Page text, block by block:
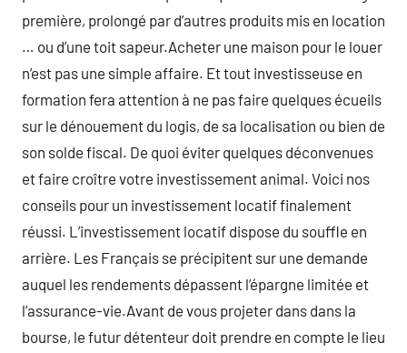
première, prolongé par d’autres produits mis en location
… ou d’une toit sapeur.Acheter une maison pour le louer
n’est pas une simple affaire. Et tout investisseuse en
formation fera attention à ne pas faire quelques écueils
sur le dénouement du logis, de sa localisation ou bien de
son solde fiscal. De quoi éviter quelques déconvenues
et faire croître votre investissement animal. Voici nos
conseils pour un investissement locatif finalement
réussi. L’investissement locatif dispose du souffle en
arrière. Les Français se précipitent sur une demande
auquel les rendements dépassent l’épargne limitée et
l’assurance-vie.Avant de vous projeter dans dans la
bourse, le futur détenteur doit prendre en compte le lieu